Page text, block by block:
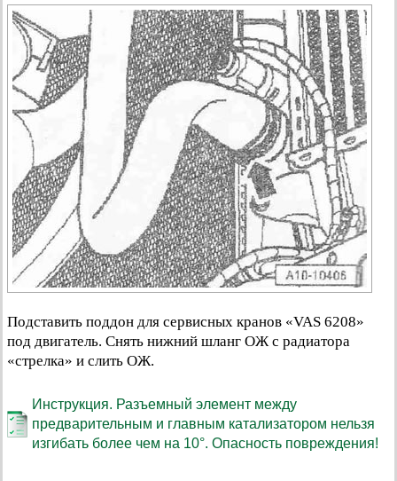
Подставить поддон для сервисных кранов «VAS 6208»
под двигатель. Снять нижний шланг ОЖ с радиатора
«стрелка» и слить ОЖ.
Инструкция. Разъемный элемент между
предварительным и главным катализатором нельзя
изгибать более чем на 10°. Опасность повреждения!